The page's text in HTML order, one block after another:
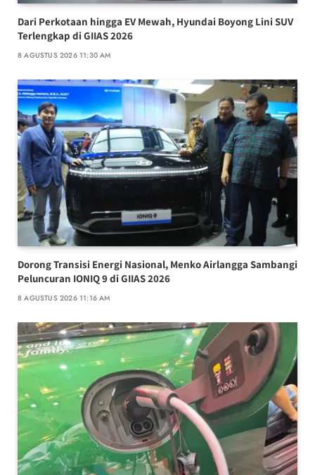
Dari Perkotaan hingga EV Mewah, Hyundai Boyong Lini SUV
Terlengkap di GIIAS 2026
8 AGUSTUS 2026 11:30 AM
Dorong Transisi Energi Nasional, Menko Airlangga Sambangi
Peluncuran IONIQ 9 di GIIAS 2026
8 AGUSTUS 2026 11:16 AM